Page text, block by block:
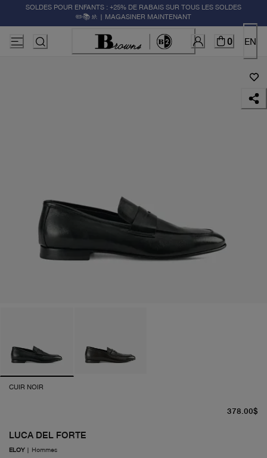
SOLDES POUR ENFANTS : +25% DE RABAIS SUR TOUS LES SOLDES
✏️📚🚸 | MAGASINER MAINTENANT
0 EN
CUIR NOIR
LUCA DEL FORTE
ELOY| Hommes
378.00$